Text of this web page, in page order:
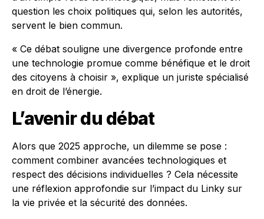
question les choix politiques qui, selon les autorités,
servent le bien commun.
« Ce débat souligne une divergence profonde entre
une technologie promue comme bénéfique et le droit
des citoyens à choisir », explique un juriste spécialisé
en droit de l’énergie.
L’avenir du débat
Alors que 2025 approche, un dilemme se pose :
comment combiner avancées technologiques et
respect des décisions individuelles ? Cela nécessite
une réflexion approfondie sur l’impact du Linky sur
la vie privée et la sécurité des données.